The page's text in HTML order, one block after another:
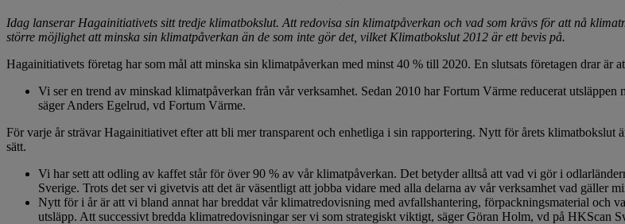
Idag lanserar Hagainitiativets sitt tredje klimatbokslut. Att redovisa sin klimatpåverkan och vad som krävs för att nå
större möjlighet att minska sin klimatpåverkan än de som inte gör det, vilket Klimatbokslut 2012 är ett bevis på.
Hagainitiativets företag har som mål att minska sin klimatpåverkan med minst 40 % till 2020. En slutsats företagen drar är
Vi ser en trend av minskad klimatpåverkan från vår verksamhet. Sedan 2010 har Fortum Värme reducerat
säger Anders Egelrud, vd Fortum Värme.
För varje år strävar Hagainitiativet efter att bli mer transparent och enhetliga i sin rapportering. Nytt för årets klimatbokslut
sätt.
Vi har sett att odling av kaffet står för över 90 % av vår klimatpåverkan. Det betyder alltså att vad vi gör i
Sverige. Trots det ser vi givetvis att det är väsentligt att jobba vidare med alla delarna av vår verksamhet vad gäller
Nytt för i år är att vi bland annat har breddat vår klimatredovisning med avfallshantering, förpackningsmaterial och
utsläpp. Att successivt bredda klimatredovisningar ser vi som strategiskt viktigt, säger Göran Holm, vd på HKScan